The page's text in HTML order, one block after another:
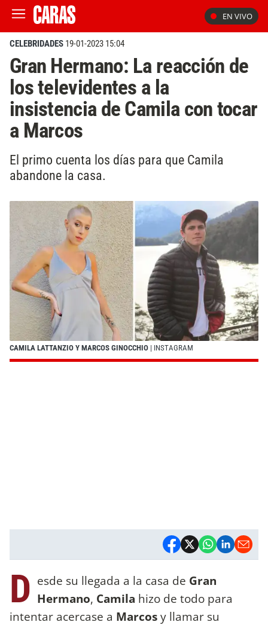
EN VIVO
CELEBRIDADES 19-01-2023 15:04
Gran Hermano: La reacción de
los televidentes a la
insistencia de Camila con tocar
a Marcos
El primo cuenta los días para que Camila
abandone la casa.
CAMILA LATTANZIO Y MARCOS GINOCCHIO | INSTAGRAM
D esde su llegada a la casa de Gran
Hermano, Camila hizo de todo para
intentar acercase a Marcosy llamar su